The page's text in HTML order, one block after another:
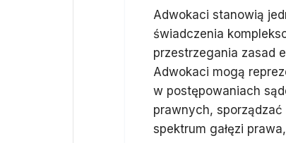
Adwokaci stanowią
świadczenia
przestrzegania zasad
Adwokaci mogą
w postępowaniach
prawnych,
spektrum gałęzi